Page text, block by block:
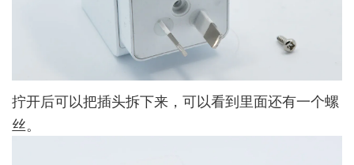
拧开后可以把插头拆下来，可以看到里面还有一个螺
丝。